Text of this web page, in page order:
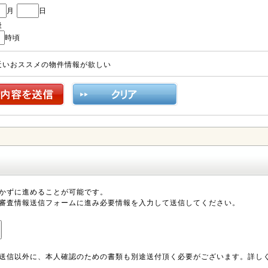
月
日
時頃
おススメの物件情報が欲しい
ずに進めることが可能です。
査情報送信フォームに進み必要情報を入力して送信してください。
以外に、本人確認のための書類も別途送付頂く必要がございます。詳し